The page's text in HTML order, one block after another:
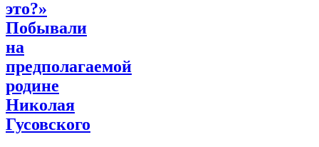
это?»
Побывали
на
предполагаемой
родине
Николая
Гусовского